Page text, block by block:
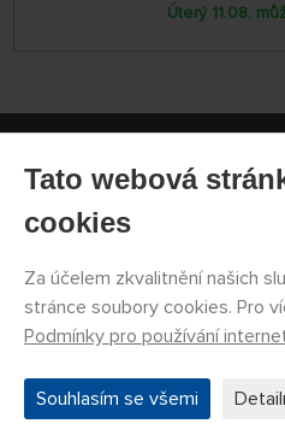
Úterý 11.08.
Tato webová
cookies
Za účelem zkvalitnění našich
stránce soubory cookies. Pro
Podmínky pro používání
Souhlasím se všemi